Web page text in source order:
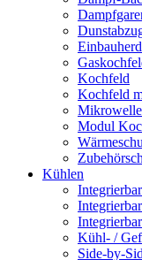
Kochfeld
Kochfeld
Mikrowelle
Modul
Kühlen
Kühl- /
Side-by-